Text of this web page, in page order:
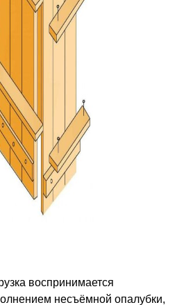
воспринимается
несъёмной опалубки,